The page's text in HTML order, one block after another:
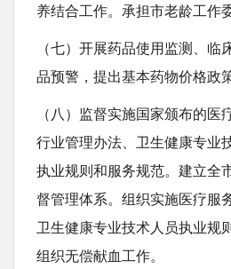
养结合工作。承担市老龄工作
（七）开展药品使用监测、临
品预警，提出基本药物价格政
（八）监督实施国家颁布的医
行业管理办法、卫生健康专业
执业规则和服务规范。建立全
督管理体系。组织实施医疗服
卫生健康专业技术人员执业规
组织无偿献血工作。